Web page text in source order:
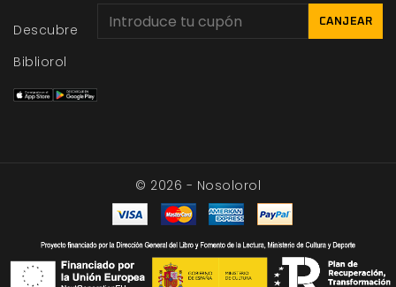
Descubre
Bibliorol
CANJEAR
© 2026 - Nosolorol